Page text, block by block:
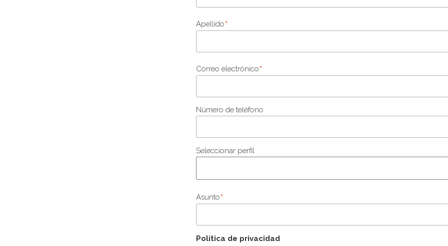
Apellido*
Correo electrónico*
Número de teléfono
Seleccionar perfil
Asunto*
Política de privacidad